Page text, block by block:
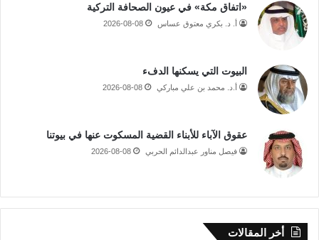
«اتفاق مكة» في عيون الصحافة التركية
أ. د. بكري معتوق عساس 2026-08-08
البيوت التي يسكنها الدفء
أ.د. محمد بن علي مباركي 2026-08-08
عقوق الآباء للأبناء القضية المسكوت عنها في بيوتنا
فيصل مناور عبدالدائم الحربي 2026-08-08
أخر المقالات